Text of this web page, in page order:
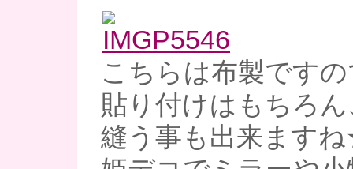
こちらは布製です
貼り付けはもちろん
縫う事も出来ます